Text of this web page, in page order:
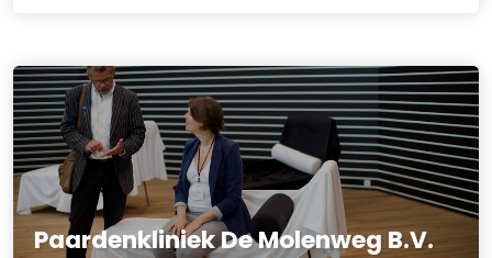
Paardenkliniek De Molenweg B.V.